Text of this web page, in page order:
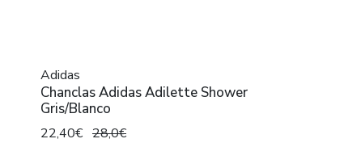
Adidas
Chanclas Adidas Adilette Shower
Gris/Blanco
22,40€ 28,0€